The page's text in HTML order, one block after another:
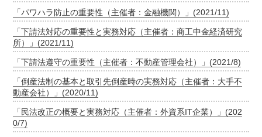
「パワハラ防止の重要性（主催者：金融機関）」(2021/11)
「下請法対応の重要性と実務対応（主催者：商工中金経済研究
所）」(2021/11)
「下請法遵守の重要性（主催者：不動産管理会社）」(2021/8)
「倒産法制の基本と取引先倒産時の実務対応（主催者：大手不
動産会社）」(2020/11)
「民法改正の概要と実務対応（主催者：外資系IT企業）」(202
0/7)